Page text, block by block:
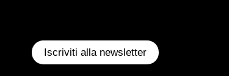
Iscriviti alla newsletter